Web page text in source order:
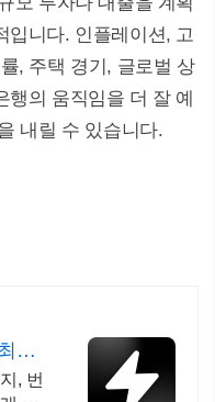
입니다. 인플레이션, 고
, 주택 경기, 글로벌 상
행의 움직임을 더 잘 예
내릴 수 있습니다.
대
, 번